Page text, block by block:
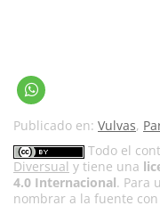
Publicado en: Vulvas,
Todo el
Diversual y tiene una
4.0 Internacional. Para
nombrar a la fuente